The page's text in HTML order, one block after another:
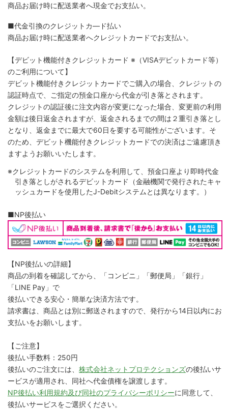
商品お届け時に配送業者へ現金でお支払い。
■代金引換のクレジットカ―ド払い
商品お届け時に配送業者へクレジットカードでお支払い。
【デビット機能付きクレジットカード ※（VISAデビットカード等）
のご利用について】
デビット機能付きクレジットカードでご購入の場合、クレジットの
認証時点で、ご指定の預金口座から代金が引き落とされます。
クレジットの認証後に注文内容が変更になった場合、変更前の利用
金額は後日返金されますが、返金されるまでの間は２重引き落とし
となり、返金までに最大で60日を要する可能性がございます。そ
のため、デビット機能付きクレジットカードでの決済はご遠慮頂き
ますようお願いいたします。
※クレジットカードのシステムを利用して、預金口座より即時代金
引き落としがされるデビットカード（金融機関で発行されたキャ
ッシュカードを使用したJ-Debitシステムとは異なります。）
■NP後払い
【NP後払いの詳細】
商品の到着を確認してから、「コンビニ」「郵便局」「銀行」
「LINE Pay」で
後払いできる安心・簡単な決済方法です。
請求書は、商品とは別に郵送されますので、発行から14日以内にお
支払いをお願いします。
【ご注意】
後払い手数料：250円
後払いのご注文には、 株式会社ネットプロテクションズの後払いサ
ービスが適用され、同社へ代金債権を譲渡します。
NP後払い利用規約及び同社のプライバシーポリシーに同意して、
後払いサービスをご選択ください。